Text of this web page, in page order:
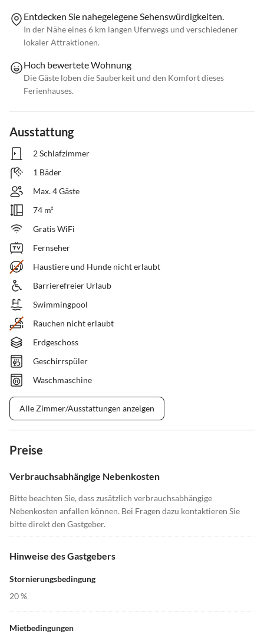
Entdecken Sie nahegelegene Sehenswürdigkeiten.
In der Nähe eines 6 km langen Uferwegs und verschiedener
lokaler Attraktionen.
Hoch bewertete Wohnung
Die Gäste loben die Sauberkeit und den Komfort dieses
Ferienhauses.
Ausstattung
2 Schlafzimmer
1 Bäder
Max. 4 Gäste
74 m²
Gratis WiFi
Fernseher
Haustiere und Hunde nicht erlaubt
Barrierefreier Urlaub
Swimmingpool
Rauchen nicht erlaubt
Erdgeschoss
Geschirrspüler
Waschmaschine
Alle Zimmer/Ausstattungen anzeigen
Preise
Verbrauchsabhängige Nebenkosten
Bitte beachten Sie, dass zusätzlich verbrauchsabhängige
Nebenkosten anfallen können. Bei Fragen dazu kontaktieren Sie
bitte direkt den Gastgeber.
Hinweise des Gastgebers
Stornierungsbedingung
20 %
Mietbedingungen